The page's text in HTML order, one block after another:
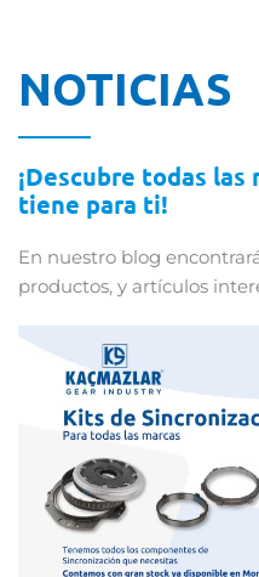
NOTICIAS
¡Descubre todas
tiene para ti!
En nuestro blog
productos, y artículos